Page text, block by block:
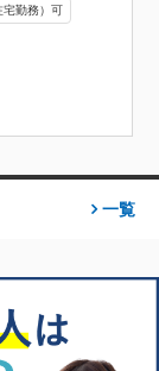
勤務）可
一覧